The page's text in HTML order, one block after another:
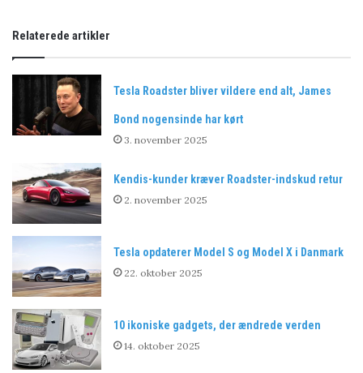
Relaterede artikler
Tesla Roadster bliver vildere end alt, James
Bond nogensinde har kørt
3. november 2025
Kendis-kunder kræver Roadster-indskud retur
2. november 2025
Tesla opdaterer Model S og Model X i Danmark
22. oktober 2025
10 ikoniske gadgets, der ændrede verden
14. oktober 2025